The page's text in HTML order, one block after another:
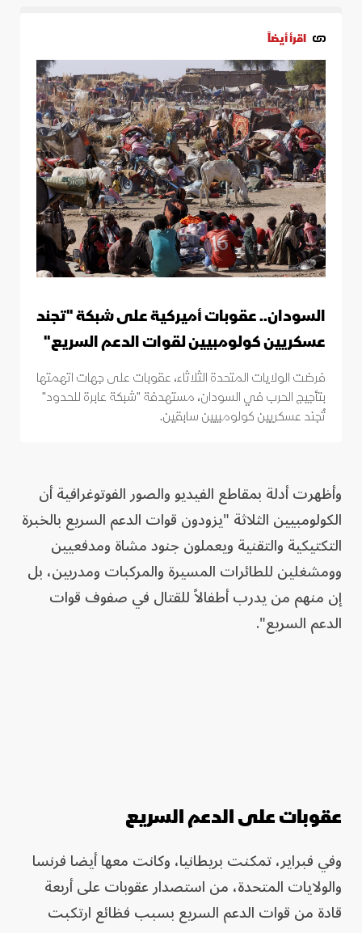
اقرأ أيضاً
السودان.. عقوبات أميركية على شبكة "تجند
عسكريين كولومبيين لقوات الدعم السريع"
فرضت الولايات المتحدة الثلاثاء، عقوبات على جهات اتهمتها
بتأجيج الحرب في السودان، مستهدفة "شبكة عابرة للحدود"
تُجند عسكريين كولومبيين سابقين.
وأظهرت أدلة بمقاطع الفيديو والصور الفوتوغرافية أن
الكولومبيين الثلاثة "يزودون قوات الدعم السريع بالخبرة
التكتيكية والتقنية ويعملون جنود مشاة ومدفعيين
وومشغلين للطائرات المسيرة والمركبات ومدربين، بل
إن منهم من يدرب أطفالاً للقتال في صفوف قوات
الدعم السريع".
عقوبات على الدعم السريع
وفي فبراير، تمكنت بريطانيا، وكانت معها أيضا فرنسا
والولايات المتحدة، من استصدار عقوبات على أربعة
قادة من قوات الدعم السريع بسبب فظائع ارتكبت